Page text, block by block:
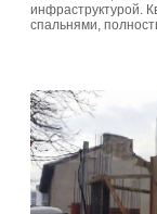
инфраструктурой.
спальнями,